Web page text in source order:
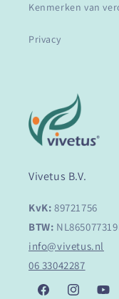
Kenmerken van
Privacy
Vivetus B.V.
KvK: 89721756
BTW:
info@vivetus.nl
06 33042287